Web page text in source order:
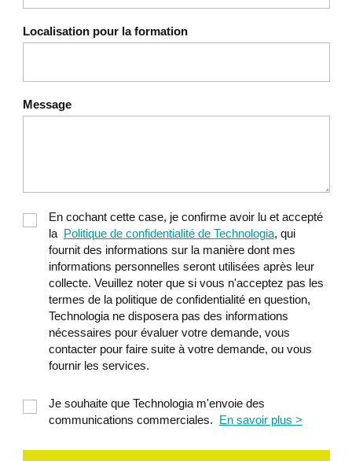
Localisation pour la formation
Message
En cochant cette case, je confirme avoir lu et accepté
la
Politique de confidentialité de Technologia, qui
fournit des informations sur la manière dont mes
informations personnelles seront utilisées après leur
collecte. Veuillez noter que si vous n'acceptez pas les
termes de la politique de confidentialité en question,
Technologia ne disposera pas des informations
nécessaires pour évaluer votre demande, vous
contacter pour faire suite à votre demande, ou vous
fournir les services.
Je souhaite que Technologia m'envoie des
communications commerciales.
En savoir plus >